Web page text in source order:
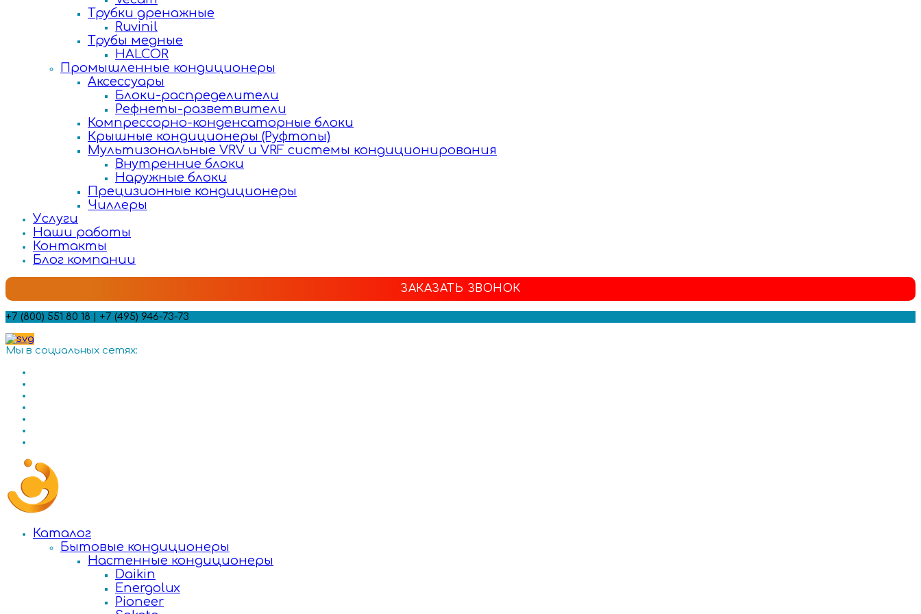
Трубки дренажные
Ruvinil
Трубы медные
HALCOR
Промышленные кондиционеры
Аксессуары
Блоки-распределители
Рефнеты-разветвители
Компрессорно-конденсаторные блоки
Крышные кондиционеры (Руфтопы)
Мультизональные VRV и VRF системы кондиционирования
Внутренние блоки
Наружные блоки
Прецизионные кондиционеры
Чиллеры
Услуги
Наши работы
Контакты
Блог компании
ЗАКАЗАТЬ ЗВОНОК
+7 (800) 551 80 18 | +7 (495) 946-73-73
Мы в социальных сетях:
Каталог
Бытовые кондиционеры
Настенные кондиционеры
Daikin
Energolux
Pioneer